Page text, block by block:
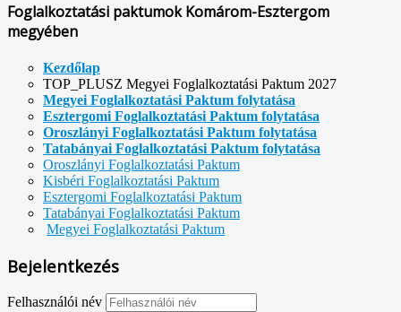
Foglalkoztatási paktumok Komárom-Esztergom
megyében
Kezdőlap
TOP_PLUSZ Megyei Foglalkoztatási Paktum 2027
Megyei Foglalkoztatási Paktum folytatása
Esztergomi Foglalkoztatási Paktum folytatása
Oroszlányi Foglalkoztatási Paktum folytatása
Tatabányai Foglalkoztatási Paktum folytatása
Oroszlányi Foglalkoztatási Paktum
Kisbéri Foglalkoztatási Paktum
Esztergomi Foglalkoztatási Paktum
Tatabányai Foglalkoztatási Paktum
Megyei Foglalkoztatási Paktum
Bejelentkezés
Felhasználói név